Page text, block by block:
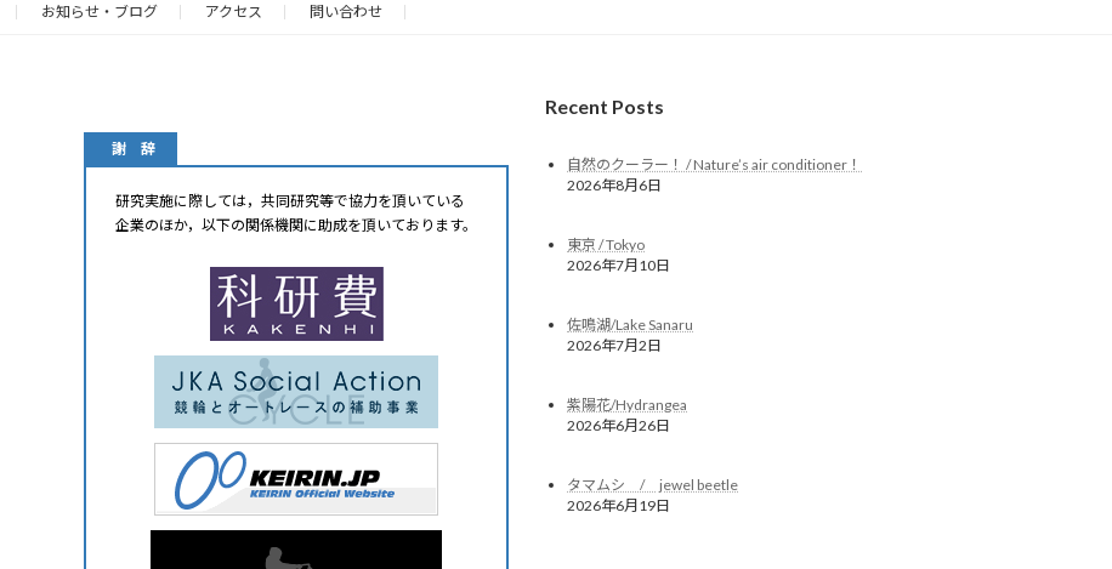
お知らせ・ブログ アクセス 問い合わせ
謝 辞
研究実施に際しては，共同研究等で協力を頂いている
企業のほか，以下の関係機関に助成を頂いております。
Recent Posts
自然のクーラー！ / Nature’s air conditioner！
2026年8月6日
東京 / Tokyo
2026年7月10日
佐鳴湖/Lake Sanaru
2026年7月2日
紫陽花/Hydrangea
2026年6月26日
タマムシ / jewel beetle
2026年6月19日